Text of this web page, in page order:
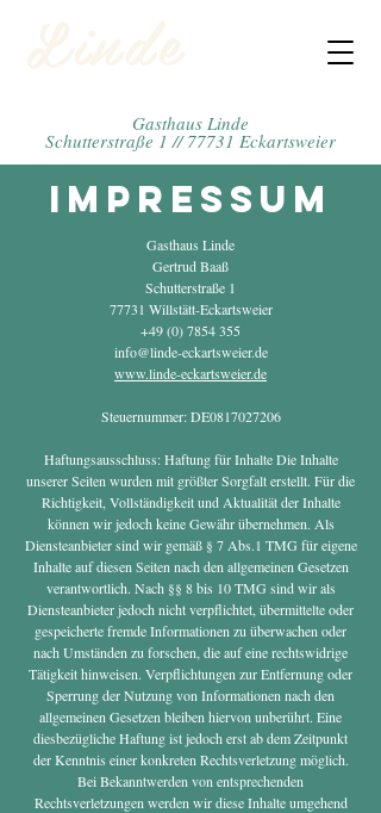
Gasthaus Linde
Schutterstraße 1 // 77731 Eckartsweier
Impressum
Gasthaus Linde
Gertrud Baaß
Schutterstraße 1
77731 Willstätt-Eckartsweier
+49 (0) 7854 355
info@linde-eckartsweier.de
www.linde-eckartsweier.de
Steuernummer: DE0817027206
Haftungsausschluss: Haftung für Inhalte Die Inhalte
unserer Seiten wurden mit größter Sorgfalt erstellt. Für die
Richtigkeit, Vollständigkeit und Aktualität der Inhalte
können wir jedoch keine Gewähr übernehmen. Als
Diensteanbieter sind wir gemäß § 7 Abs.1 TMG für eigene
Inhalte auf diesen Seiten nach den allgemeinen Gesetzen
verantwortlich. Nach §§ 8 bis 10 TMG sind wir als
Diensteanbieter jedoch nicht verpflichtet, übermittelte oder
gespeicherte fremde Informationen zu überwachen oder
nach Umständen zu forschen, die auf eine rechtswidrige
Tätigkeit hinweisen. Verpflichtungen zur Entfernung oder
Sperrung der Nutzung von Informationen nach den
allgemeinen Gesetzen bleiben hiervon unberührt. Eine
diesbezügliche Haftung ist jedoch erst ab dem Zeitpunkt
der Kenntnis einer konkreten Rechtsverletzung möglich.
Bei Bekanntwerden von entsprechenden
Rechtsverletzungen werden wir diese Inhalte umgehend